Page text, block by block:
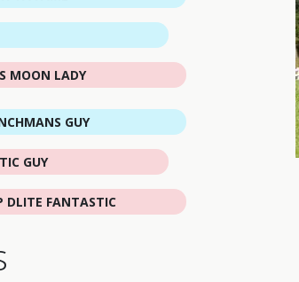
MOON LADY
GUY
GUY
DLITE FANTASTIC